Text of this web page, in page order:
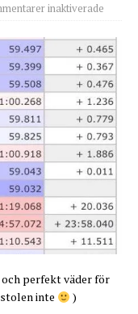
inaktiverade
perfekt väder för
inte
)